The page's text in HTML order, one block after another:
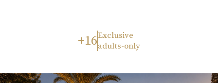
+16Exclusive
adults-only